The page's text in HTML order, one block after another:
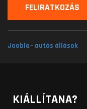
Jooble - autós állások
KIÁLLÍTANA?